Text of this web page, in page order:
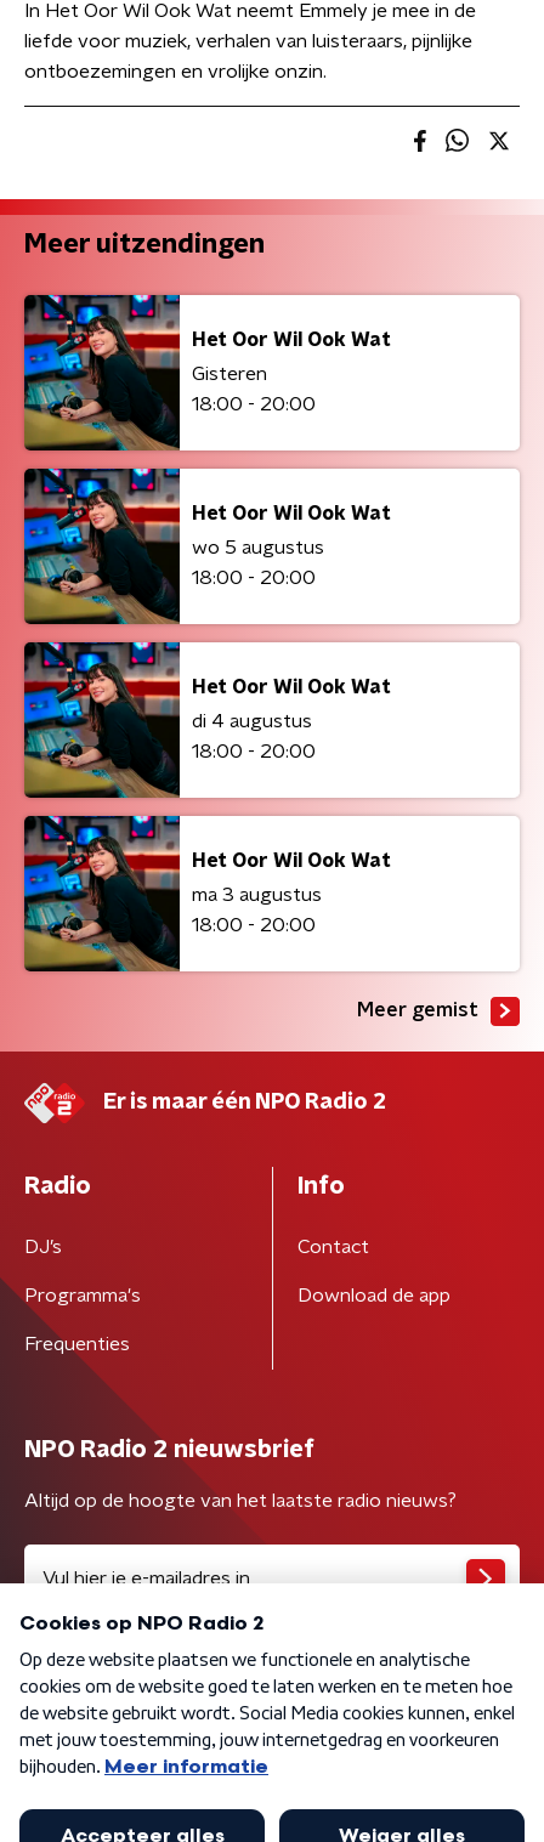
In Het Oor Wil Ook Wat neemt Emmely je mee in de
liefde voor muziek, verhalen van luisteraars, pijnlijke
ontboezemingen en vrolijke onzin.
Meer uitzendingen
Het Oor Wil Ook Wat
Gisteren
18:00 - 20:00
Het Oor Wil Ook Wat
wo 5 augustus
18:00 - 20:00
Het Oor Wil Ook Wat
di 4 augustus
18:00 - 20:00
Het Oor Wil Ook Wat
ma 3 augustus
18:00 - 20:00
Meer gemist
Er is maar één NPO Radio 2
Radio
DJ’s
Programma's
Frequenties
Info
Contact
Download de app
NPO Radio 2 nieuwsbrief
Altijd op de hoogte van het laatste radio nieuws?
Algemene voorwaarden